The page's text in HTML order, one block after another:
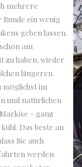
mehrere
ein wenig
geben lassen.
am
zu haben, wieder
längeren
möglichst im
und natürlichen
– ganz
Das beste an
Sie auch
werden